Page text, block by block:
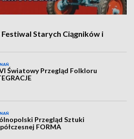
Starych Ciągników i
Światowy Przegląd Folkloru
Przegląd Sztuki
FORMA